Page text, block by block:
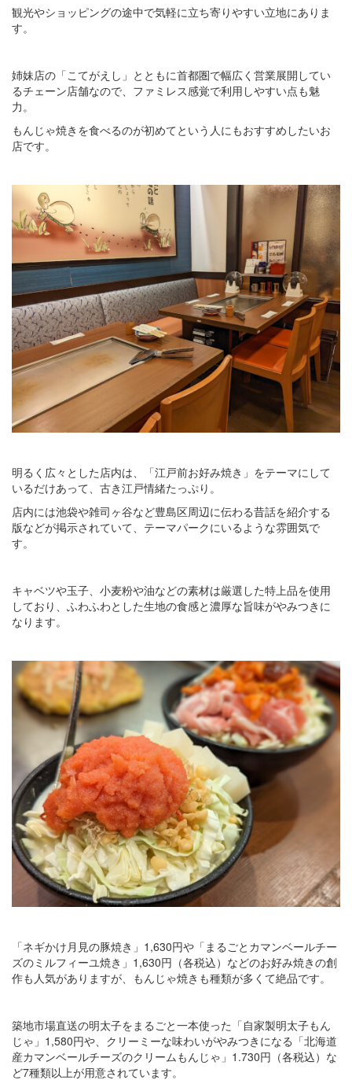
観光やショッピングの途中で気軽に立ち寄りやすい立地にありま
す。
姉妹店の「こてがえし」とともに首都圏で幅広く営業展開してい
るチェーン店舗なので、ファミレス感覚で利用しやすい点も魅
力。
もんじゃ焼きを食べるのが初めてという人にもおすすめしたいお
店です。
明るく広々とした店内は、「江戸前お好み焼き」をテーマにして
いるだけあって、古き江戸情緒たっぷり。
店内には池袋や雑司ヶ谷など豊島区周辺に伝わる昔話を紹介する
版などが掲示されていて、テーマパークにいるような雰囲気で
す。
キャベツや玉子、小麦粉や油などの素材は厳選した特上品を使用
しており、ふわふわとした生地の食感と濃厚な旨味がやみつきに
なります。
「ネギかけ月見の豚焼き」1,630円や「まるごとカマンベールチー
ズのミルフィーユ焼き」1,630円（各税込）などのお好み焼きの創
作も人気がありますが、もんじゃ焼きも種類が多くて絶品です。
築地市場直送の明太子をまるごと一本使った「自家製明太子もん
じゃ」1,580円や、クリーミーな味わいがやみつきになる「北海道
産カマンベールチーズのクリームもんじゃ」1.730円（各税込）な
ど7種類以上が用意されています。